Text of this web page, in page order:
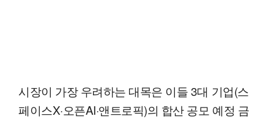
시장이 가장 우려하는 대목은 이들 3대 기업(스
페이스X·오픈AI·앤트로픽)의 합산 공모 예정 금